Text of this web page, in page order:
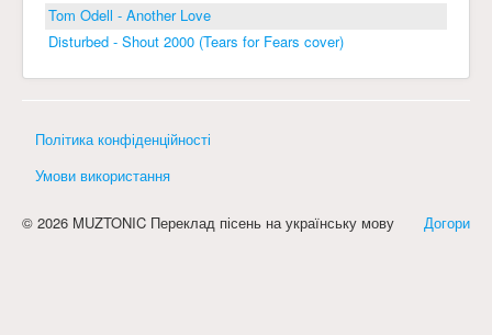
Tom Odell - Another Love
Disturbed - Shout 2000 (Tears for Fears cover)
Політика конфіденційності
Умови використання
Догори
© 2026 MUZTONIC Переклад пісень на українську мову